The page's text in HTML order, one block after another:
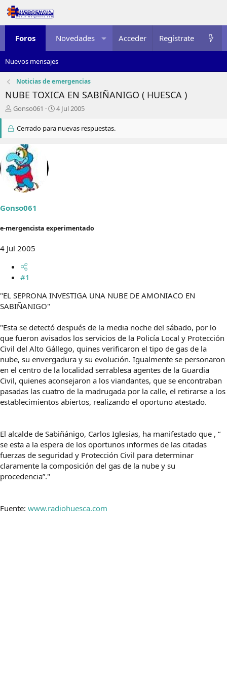
Foros Novedades Multimedia Recursos
Acceder Regístrate
Nuevos mensajes
Noticias de emergencias
NUBE TOXICA EN SABIÑANIGO ( HUESCA )
I
i
a
d
o
r
d
l
e
a
Gonso061
F
c
4 Jul 2005
Cerrado para nuevas respuestas.
Gonso061
e-mergencista experimentado
4 Jul 2005
#1
"EL SEPRONA INVESTIGA UNA NUBE DE AMONIACO EN
SABIÑANIGO"
"Esta se detectó después de la media noche del sábado, por lo
que fueron avisados los servicios de la Policía Local y Protección
Civil del Alto Gállego, quines verificaron el tipo de gas de la
nube, su envergadura y su evolución. Igualmente se personaron
en el centro de la localidad serrablesa agentes de la Guardia
Civil, quienes aconsejaron a los viandantes, que se encontraban
pasadas las cuatro de la madrugada por la calle, el retirarse a los
establecimientos abiertos, realizando el oportuno atestado.
El alcalde de Sabiñánigo, Carlos Iglesias, ha manifestado que , “
se esta a la espera de los oportunos informes de las citadas
fuerzas de seguridad y Protección Civil para determinar
claramente la composición del gas de la nube y su
procedencia”."
Fuente: www.radiohuesca.com